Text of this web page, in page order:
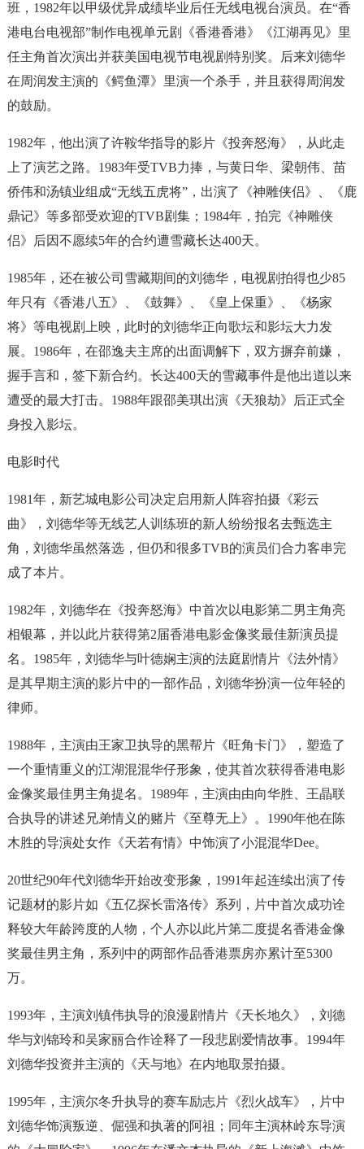
班，1982年以甲级优异成绩毕业后任无线电视台演员。在“香
港电台电视部”制作电视单元剧《香港香港》《江湖再见》里
任主角首次演出并获美国电视节电视剧特别奖。后来刘德华
在周润发主演的《鳄鱼潭》里演一个杀手，并且获得周润发
的鼓励。
1982年，他出演了许鞍华指导的影片《投奔怒海》，从此走
上了演艺之路。1983年受TVB力捧，与黄日华、梁朝伟、苗
侨伟和汤镇业组成“无线五虎将”，出演了《神雕侠侣》、《鹿
鼎记》等多部受欢迎的TVB剧集；1984年，拍完《神雕侠
侣》后因不愿续5年的合约遭雪藏长达400天。
1985年，还在被公司雪藏期间的刘德华，电视剧拍得也少85
年只有《香港八五》、《鼓舞》、《皇上保重》、《杨家
将》等电视剧上映，此时的刘德华正向歌坛和影坛大力发
展。1986年，在邵逸夫主席的出面调解下，双方摒弃前嫌，
握手言和，签下新合约。长达400天的雪藏事件是他出道以来
遭受的最大打击。1988年跟邵美琪出演《天狼劫》后正式全
身投入影坛。
电影时代
1981年，新艺城电影公司决定启用新人阵容拍摄《彩云
曲》，刘德华等无线艺人训练班的新人纷纷报名去甄选主
角，刘德华虽然落选，但仍和很多TVB的演员们合力客串完
成了本片。
1982年，刘德华在《投奔怒海》中首次以电影第二男主角亮
相银幕，并以此片获得第2届香港电影金像奖最佳新演员提
名。1985年，刘德华与叶德娴主演的法庭剧情片《法外情》
是其早期主演的影片中的一部作品，刘德华扮演一位年轻的
律师。
1988年，主演由王家卫执导的黑帮片《旺角卡门》，塑造了
一个重情重义的江湖混混华仔形象，使其首次获得香港电影
金像奖最佳男主角提名。1989年，主演由由向华胜、王晶联
合执导的讲述兄弟情义的赌片《至尊无上》。1990年他在陈
木胜的导演处女作《天若有情》中饰演了小混混华Dee。
20世纪90年代刘德华开始改变形象，1991年起连续出演了传
记题材的影片如《五亿探长雷洛传》系列，片中首次成功诠
释较大年龄跨度的人物，个人亦以此片第二度提名香港金像
奖最佳男主角，系列中的两部作品香港票房亦累计至5300
万。
1993年，主演刘镇伟执导的浪漫剧情片《天长地久》，刘德
华与刘锦玲和吴家丽合作诠释了一段悲剧爱情故事。1994年
刘德华投资并主演的《天与地》在内地取景拍摄。
1995年，主演尔冬升执导的赛车励志片《烈火战车》，片中
刘德华饰演叛逆、倔强和执著的阿祖；同年主演林岭东导演